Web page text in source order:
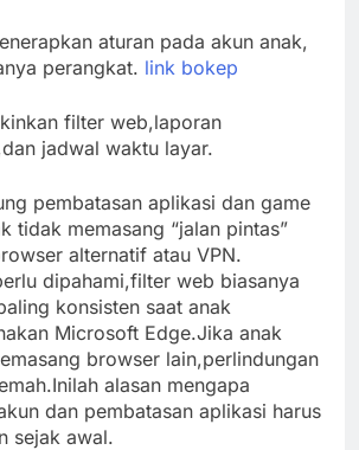
aturan pada akun anak,
perangkat. link bokep
filter web,laporan
jadwal waktu layar.
pembatasan aplikasi dan game
tidak memasang “jalan pintas”
alternatif atau VPN.
dipahami,filter web biasanya
konsisten saat anak
Microsoft Edge.Jika anak
browser lain,perlindungan
alasan mengapa
dan pembatasan aplikasi harus
sejak awal.